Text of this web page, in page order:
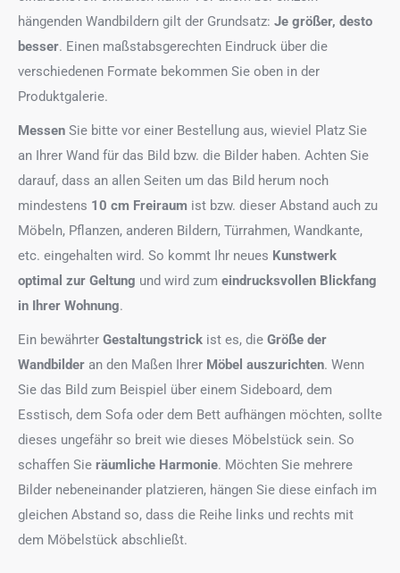
hängenden Wandbildern gilt der Grundsatz: Je größer, desto
besser. Einen maßstabsgerechten Eindruck über die
verschiedenen Formate bekommen Sie oben in der
Produktgalerie.
Messen Sie bitte vor einer Bestellung aus, wieviel Platz Sie
an Ihrer Wand für das Bild bzw. die Bilder haben. Achten Sie
darauf, dass an allen Seiten um das Bild herum noch
mindestens 10 cm Freiraum ist bzw. dieser Abstand auch zu
Möbeln, Pflanzen, anderen Bildern, Türrahmen, Wandkante,
etc. eingehalten wird. So kommt Ihr neues Kunstwerk
optimal zur Geltung und wird zum eindrucksvollen Blickfang
in Ihrer Wohnung.
Ein bewährter Gestaltungstrick ist es, die Größe der
Wandbilder an den Maßen Ihrer Möbel auszurichten. Wenn
Sie das Bild zum Beispiel über einem Sideboard, dem
Esstisch, dem Sofa oder dem Bett aufhängen möchten, sollte
dieses ungefähr so breit wie dieses Möbelstück sein. So
schaffen Sie räumliche Harmonie. Möchten Sie mehrere
Bilder nebeneinander platzieren, hängen Sie diese einfach im
gleichen Abstand so, dass die Reihe links und rechts mit
dem Möbelstück abschließt.